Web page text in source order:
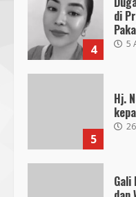
5
Hj.
6
Gali
dan
300